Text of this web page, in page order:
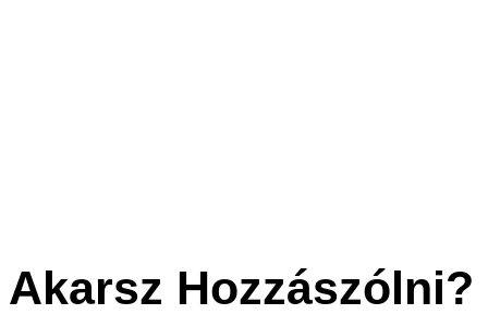
Akarsz Hozzászólni?